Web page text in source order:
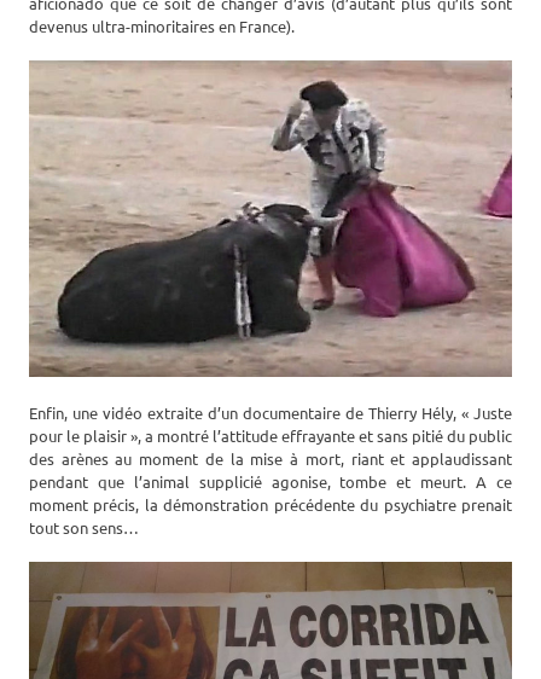
devenus ultra-minoritaires en France).
Enfin, une vidéo extraite d’un documentaire de Thierry Hély, « Juste
pour le plaisir », a montré l’attitude effrayante et sans pitié du public
des arènes au moment de la mise à mort, riant et applaudissant
pendant que l’animal supplicié agonise, tombe et meurt. A ce
moment précis, la démonstration précédente du psychiatre prenait
tout son sens…